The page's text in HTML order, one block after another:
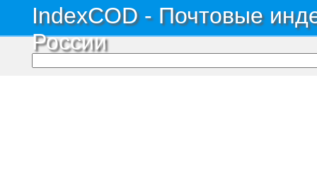
IndexCOD - Почтовые
России